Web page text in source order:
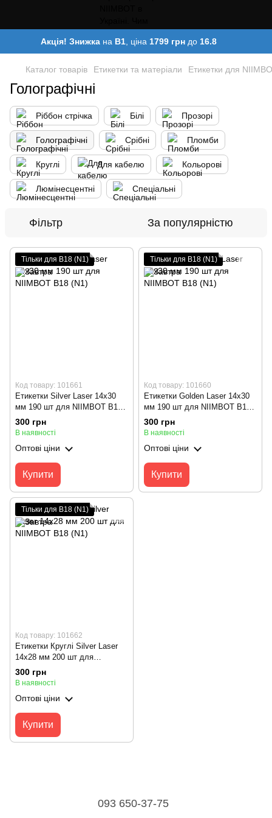
Акція! Знижка на B1, ціна 1799 грн до 16.8
Каталог товарів Етикетки та матеріали Етикетки для
Голографічні
Ріббон стрічка Білі Прозорі
Голографічні Срібні Пломби
Круглі Для кабелю Кольорові
Люмінесцентні Спеціальні
Фільтр За популярністю
Тільки для B18 (N1)
Код товару: 101661
Етикетки Silver Laser 14х30
мм 190 шт для NIIMBOT B18
(N1)
300 грн
В наявності
Оптові ціни
Купити
Тільки для B18 (N1)
Код товару: 101660
Етикетки Golden Laser 14х30
мм 190 шт для NIIMBOT B18
(N1)
300 грн
В наявності
Оптові ціни
Купити
Тільки для B18 (N1)
Код товару: 101662
Етикетки Круглі Silver Laser
14х28 мм 200 шт для
NIIMBOT B18 (N1)
300 грн
В наявності
Оптові ціни
Купити
093 650-37-75